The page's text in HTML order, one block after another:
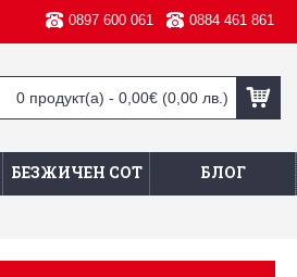
0897 600 061 0884 461 861
0 продукт(а) - 0,00€(0,00 лв.)
БЕЗЖИЧЕН СОТ БЛОГ